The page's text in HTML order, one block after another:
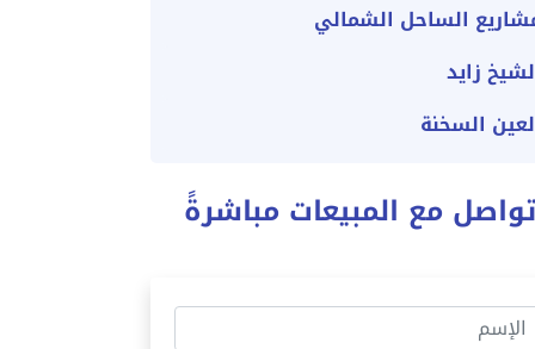
الساحل الشمالي
زايد
السخنة
تواصل مع المبيعات مباشرةً